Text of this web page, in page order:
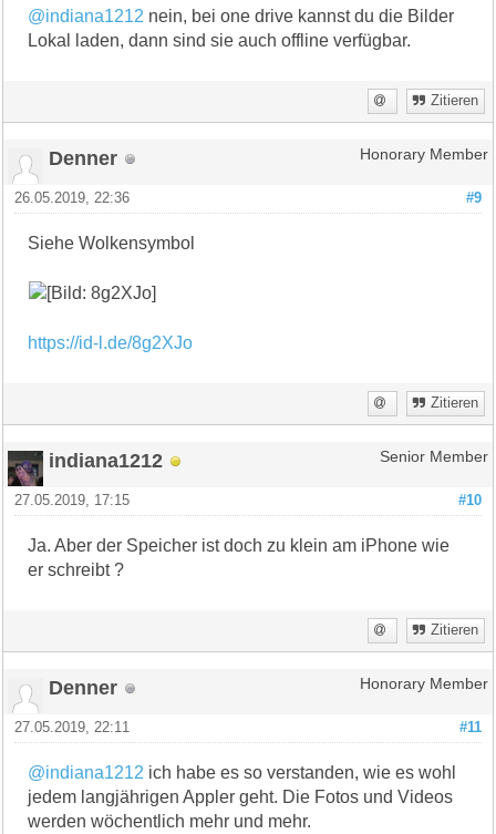
@indiana1212 nein, bei one drive kannst du die Bilder
Lokal laden, dann sind sie auch offline verfügbar.
Zitieren
Denner Honorary Member
#9
26.05.2019, 22:36
Siehe Wolkensymbol
https://id-l.de/8g2XJo
Zitieren
indiana1212 Senior Member
#10
27.05.2019, 17:15
Ja. Aber der Speicher ist doch zu klein am iPhone wie
er schreibt ?
Zitieren
Denner Honorary Member
#11
27.05.2019, 22:11
@indiana1212 ich habe es so verstanden, wie es wohl
jedem langjährigen Appler geht. Die Fotos und Videos
werden wöchentlich mehr und mehr.